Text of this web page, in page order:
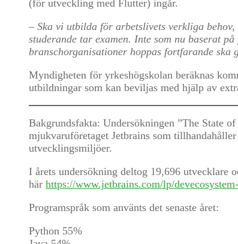
(för utveckling med Flutter) ingår.
– Ska vi utbilda för arbetslivets verkliga
studerande tar examen. Inte som nu baserat
branschorganisationer hoppas fortfarande ska
Myndigheten för yrkeshögskolan beräknas
utbildningar som kan beviljas med hjälp av
Bakgrundsfakta: Undersökningen ”The State
mjukvaruföretaget Jetbrains som
utvecklingsmiljöer.
I årets undersökning deltog 19,696 utvecklare
här https://www.jetbrains.com/lp/
Programspråk som använts det senaste året:
Python 55%